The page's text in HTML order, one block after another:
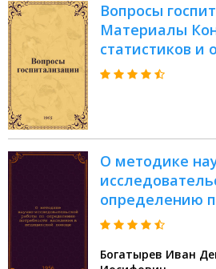
Вопросы
Материалы
статистиков и
О методике
определению
населения в
Богатырев Иван